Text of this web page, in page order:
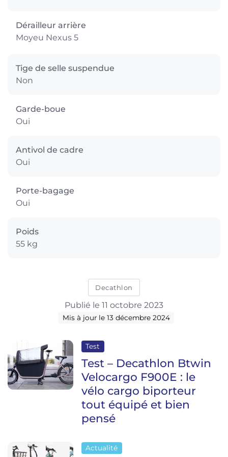
Dérailleur arrière
Moyeu Nexus 5
Tige de selle suspendue
Non
Garde-boue
Oui
Antivol de cadre
Oui
Porte-bagage
Oui
Poids
55 kg
Decathlon
Publié le 11 octobre 2023
Mis à jour le 13 décembre 2024
Test
Test – Decathlon Btwin
Velocargo F900E : le
vélo cargo biporteur
tout équipé et bien
pensé
Actualité